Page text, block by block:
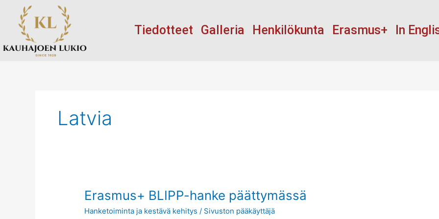
sisältöön
Tiedotteet Galleria Henkilökunta Erasmus+ In
Latvia
Erasmus+ BLIPP-hanke päättymässä
Hanketoiminta ja kestävä kehitys / Sivuston pääkäyttäjä
Erasmus+
hanke